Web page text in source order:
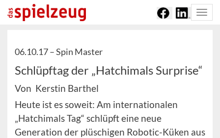
06.10.17 –Spin Master
Schlüpftag der „Hatchimals Surprise“
Von Kerstin Barthel
Heute ist es soweit: Am internationalen
„Hatchimals Tag“ schlüpft eine neue
Generation der plüschigen Robotic-Küken aus